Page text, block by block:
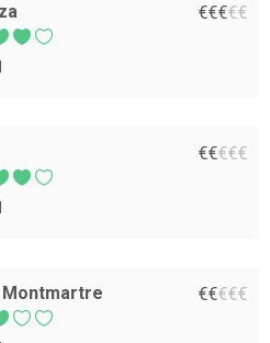
€€€€€
€€€€€
€€€€€